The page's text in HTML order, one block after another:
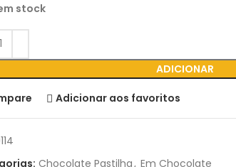
stock
ADICIONAR
Adicionar aos favoritos
Chocolate Pastilha, Em Chocolate